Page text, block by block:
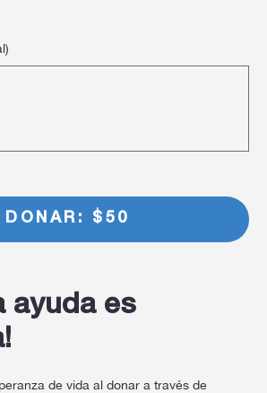
DONAR: $50
ayuda es
de vida al donar a través de